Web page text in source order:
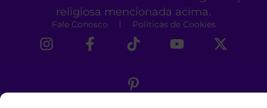
religiosa mencionada acima.
Fale Conosco Políticas de Cookies